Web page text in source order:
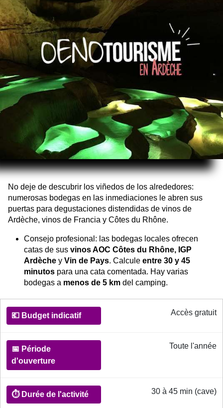
No deje de descubrir los viñedos de los alrededores:
numerosas bodegas en las inmediaciones le abren sus
puertas para degustaciones distendidas de vinos de
Ardèche, vinos de Francia y Côtes du Rhône.
Consejo profesional: las bodegas locales ofrecen
catas de sus vinos AOC Côtes du Rhône, IGP
Ardèche y Vin de Pays. Calcule entre 30 y 45
minutos para una cata comentada. Hay varias
bodegas a menos de 5 km del camping.
Informations pratiques pour decouvrir le vin d'Ardèche
💶
indicatif
Période
d'ouverture
Accès gratuit
Toute l'année
30 à 45 min (cave)